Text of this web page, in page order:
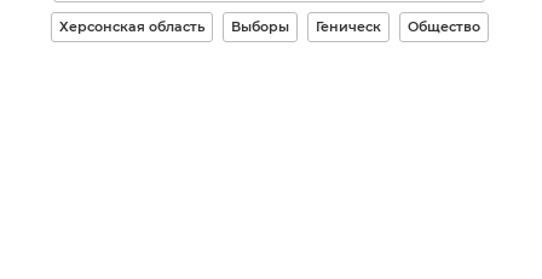
Херсонская область Выборы Геническ Общество